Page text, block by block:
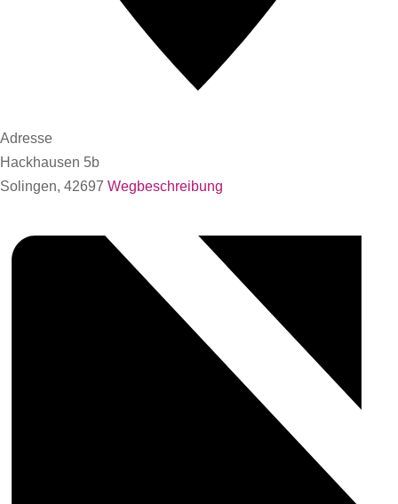
Adresse
Hackhausen 5b
Solingen, 42697 Wegbeschreibung